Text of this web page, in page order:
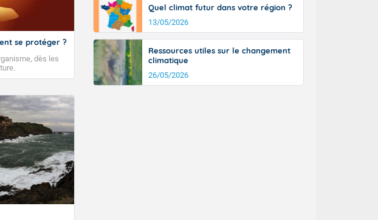
se protéger ?
dès les
Quel climat futur dans votre région ?
13/05/2026
Ressources utiles sur le changement
climatique
26/05/2026